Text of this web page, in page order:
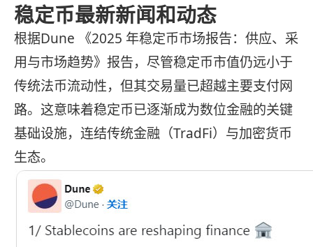
稳定币最新新闻和动态
根据Dune 《2025 年稳定币市场报告：供应、采
用与市场趋势》报告，尽管稳定币市值仍远小于
传统法币流动性，但其交易量已超越主要支付网
路。这意味着稳定币已逐渐成为数位金融的关键
基础设施，连结传统金融（TradFi）与加密货币
生态。